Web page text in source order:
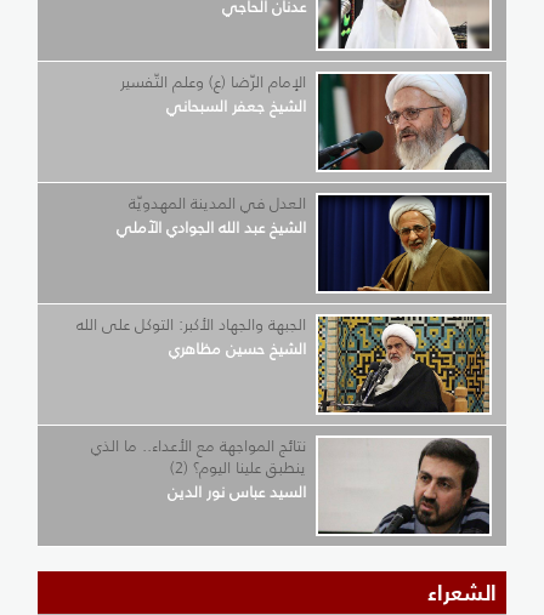
عدنان الحاجي
الإمام الرّضا (ع) وعلم التّفسير
الشيخ جعفر السبحاني
العدل في المدينة المهدويّة
الشيخ عبد الله الجوادي الآملي
الجبهة والجهاد الأكبر: التوكل على الله
الشيخ حسين مظاهري
نتائج المواجهة مع الأعداء.. ما الذي
ينطبق علينا اليوم؟ (2)
السيد عباس نور الدين
الشعراء